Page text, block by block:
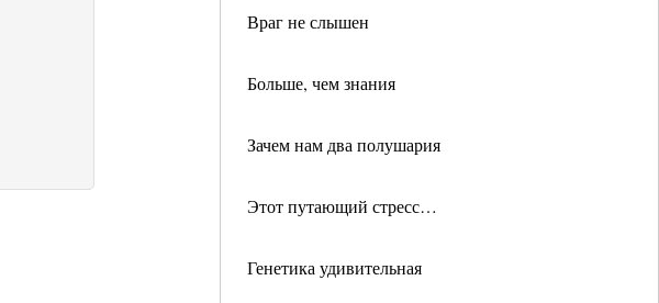
Враг не слышен
Больше, чем знания
Зачем нам два полушария
Этот путающий стресс…
Генетика удивительная